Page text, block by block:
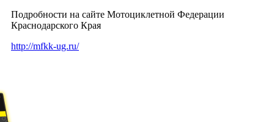
Подробности на сайте Мотоциклетной Федерации
Краснодарского Края
http://mfkk-ug.ru/